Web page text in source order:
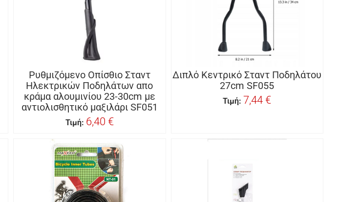
Ρυθμιζόμενο Οπίσθιο Σταντ
Ηλεκτρικών Ποδηλάτων απο
κράμα αλουμινίου 23-30cm με
αντιολισθητικό μαξιλάρι SF051
Τιμή: 6,40 €
Διπλό Κεντρικό Σταντ Ποδηλάτου
27cm SF055
Τιμή: 7,44 €